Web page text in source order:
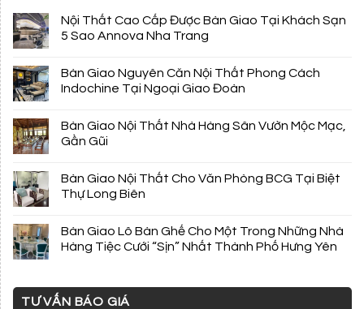
Nội Thất Cao Cấp Được Bàn Giao Tại Khách Sạn
5 Sao Annova Nha Trang
Bàn Giao Nguyên Căn Nội Thất Phong Cách
Indochine Tại Ngoại Giao Đoàn
Bàn Giao Nội Thất Nhà Hàng Sân Vườn Mộc Mạc,
Gần Gũi
Bàn Giao Nội Thất Cho Văn Phòng BCG Tại Biệt
Thự Long Biên
Bàn Giao Lô Bàn Ghế Cho Một Trong Những Nhà
Hàng Tiệc Cưới “Sịn” Nhất Thành Phố Hưng Yên
TƯ VẤN BÁO GIÁ